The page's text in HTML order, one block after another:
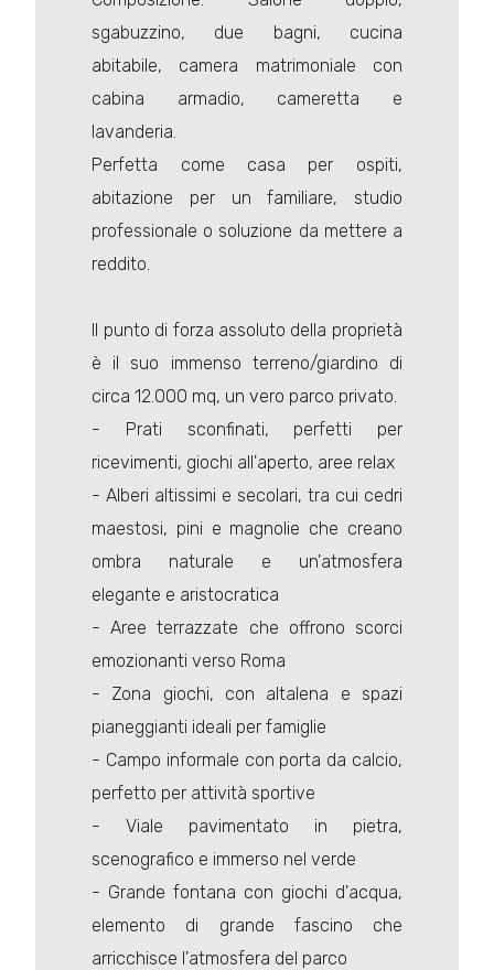
sgabuzzino, due bagni, cucina
abitabile, camera matrimoniale con
cabina armadio, cameretta e
lavanderia.
Perfetta come casa per ospiti,
abitazione per un familiare, studio
professionale o soluzione da mettere a
reddito.
Il punto di forza assoluto della proprietà
è il suo immenso terreno/giardino di
circa 12.000 mq, un vero parco privato.
- Prati sconfinati, perfetti per
ricevimenti, giochi all'aperto, aree relax
- Alberi altissimi e secolari, tra cui cedri
maestosi, pini e magnolie che creano
ombra naturale e un'atmosfera
elegante e aristocratica
- Aree terrazzate che offrono scorci
emozionanti verso Roma
- Zona giochi, con altalena e spazi
pianeggianti ideali per famiglie
- Campo informale con porta da calcio,
perfetto per attività sportive
- Viale pavimentato in pietra,
scenografico e immerso nel verde
- Grande fontana con giochi d'acqua,
elemento di grande fascino che
arricchisce l'atmosfera del parco